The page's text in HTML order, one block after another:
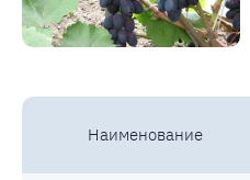
Наименование